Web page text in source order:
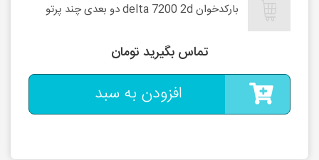
بارکدخوان delta 7200 2d دو بعدی چند پرتو
تماس بگیرید تومان
افزودن به سبد